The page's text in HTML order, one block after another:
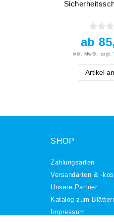
ab
inkl. MwSt. zzgl.
Artikel
SHOP
Zahlungsarten
Versandarten & -
Unsere Partner
Katalog zum
Impressum